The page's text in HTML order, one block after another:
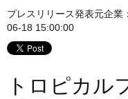
プレスリリース発表元企業：
06-18 15:00:00
トロピカル